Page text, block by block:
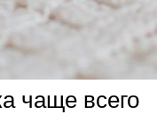
чаще всего